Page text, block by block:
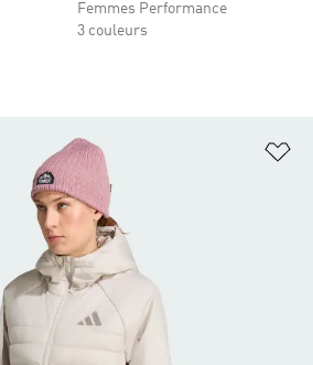
Femmes Performance
3 couleurs